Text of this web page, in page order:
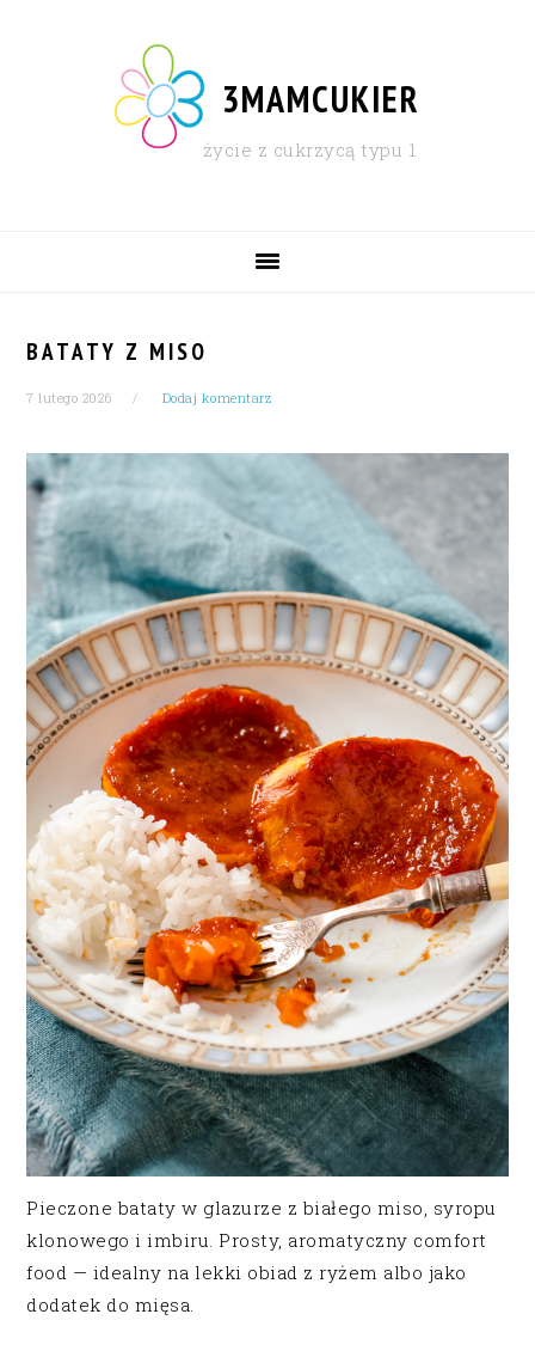
3MAMCUKIER
życie z cukrzycą typu 1
BATATY Z MISO
7 lutego 2026 Dodaj komentarz
Pieczone bataty w glazurze z białego miso, syropu
klonowego i imbiru. Prosty, aromatyczny comfort
food — idealny na lekki obiad z ryżem albo jako
dodatek do mięsa.